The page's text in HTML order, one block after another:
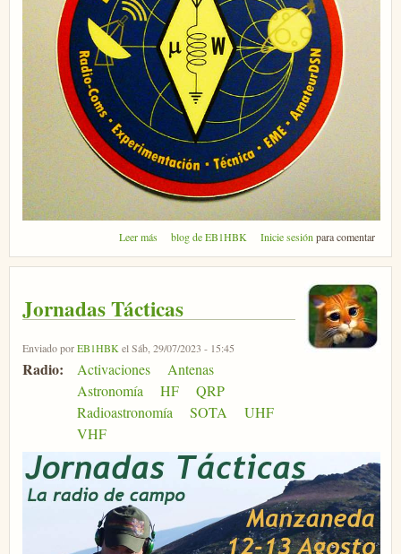
Leer más sobre Micromeet 2024
blog de EB1HBK Inicie sesión para comentar
Jornadas Tácticas
Enviado porEB1HBKel Sáb, 29/07/2023 - 15:45
Radio: Activaciones
Antenas
Astronomía
HF
QRP
Radioastronomía
SOTA
UHF
VHF